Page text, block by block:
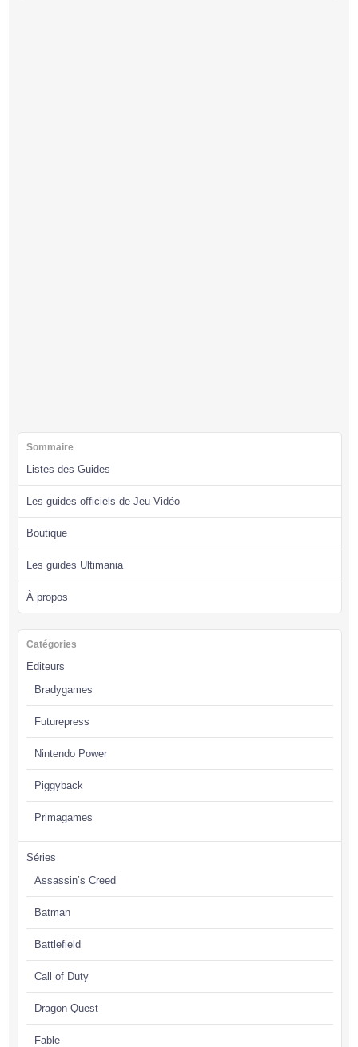
Sommaire
Listes des Guides
Les guides officiels de Jeu Vidéo
Boutique
Les guides Ultimania
À propos
Catégories
Editeurs
Bradygames
Futurepress
Nintendo Power
Piggyback
Primagames
Séries
Assassin’s Creed
Batman
Battlefield
Call of Duty
Dragon Quest
Fable